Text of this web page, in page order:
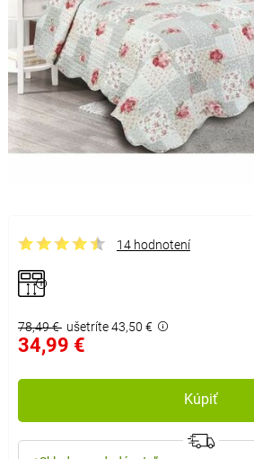
14 hodnotení
78,49 € ušetríte 43,50 €
34,99 €
Kúpiť